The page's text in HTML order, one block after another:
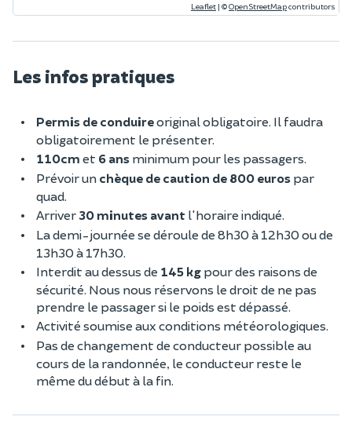
Leaflet | ©OpenStreetMapcontributors
Les infos pratiques
Permis de conduireoriginal obligatoire. Il faudra
obligatoirement le présenter.
110cm et 6 ans minimum pour les passagers.
Prévoir un chèque de caution de 800 euros par
quad.
Arriver 30 minutes avant l'horaire indiqué.
La demi-journée se déroule de 8h30 à 12h30 ou de
13h30 à 17h30.
Interdit au dessus de 145 kg pour des raisons de
sécurité. Nous nous réservons le droit de ne pas
prendre le passager si le poids est dépassé.
Activité soumise aux conditions météorologiques.
Pas de changement de conducteur possible au
cours de la randonnée, le conducteur reste le
même du début à la fin.